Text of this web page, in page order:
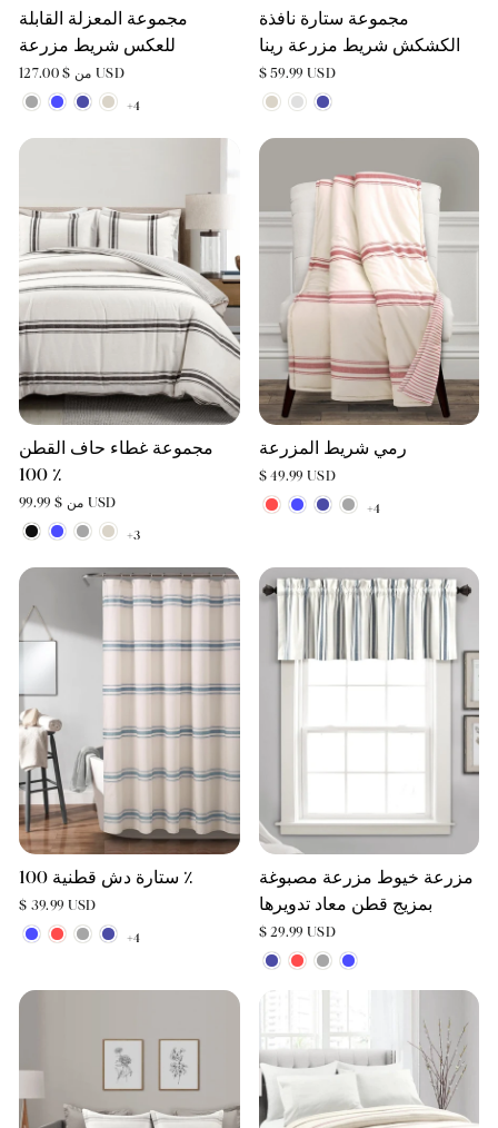
مجموعة المعزلة القابلة
للعكس شريط مزرعة
من $ 127.00 USD
+4
مجموعة ستارة نافذة
الكشكش شريط مزرعة رينا
$ 59.99 USD
مجموعة غطاء حاف القطن
100 ٪
من $ 99.99 USD
+3
رمي شريط المزرعة
$ 49.99 USD
+4
ستارة دش قطنية 100 ٪
$ 39.99 USD
+4
مزرعة خيوط مزرعة مصبوغة
بمزيج قطن معاد تدويرها
$ 29.99 USD